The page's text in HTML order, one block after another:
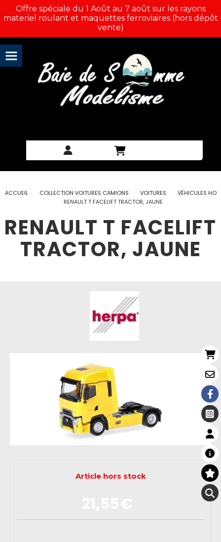
Offre spéciale du 1 Août au 7 août sur les rayons
materiel roulant et maquettes ferroviaires (hors dépôt
vente)
ACCUEIL COLLECTION VOITURES CAMIONS VOITURES
VÉHICULES HO
RENAULT T FACELIFT TRACTOR, JAUNE
RENAULT T FACELIFT
TRACTOR, JAUNE
Article hors stock
Panneau de gestion des cookies